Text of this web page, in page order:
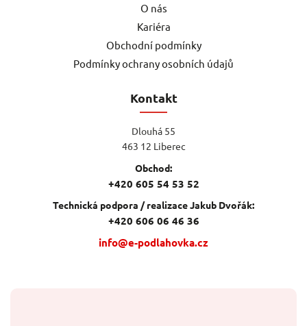
O nás
Kariéra
Obchodní podmínky
Podmínky ochrany osobních údajů
Kontakt
Dlouhá 55
463 12 Liberec
Obchod:
+420 605 54 53 52
Technická podpora / realizace Jakub Dvořák:
+420 606 06 46 36
info@e-podlahovka.cz